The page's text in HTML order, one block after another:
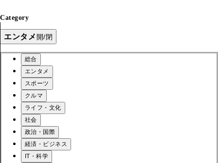
Category
エンタメ 開/閉
総合
エンタメ
スポーツ
クルマ
ライフ・文化
社会
政治・国際
経済・ビジネス
IT・科学